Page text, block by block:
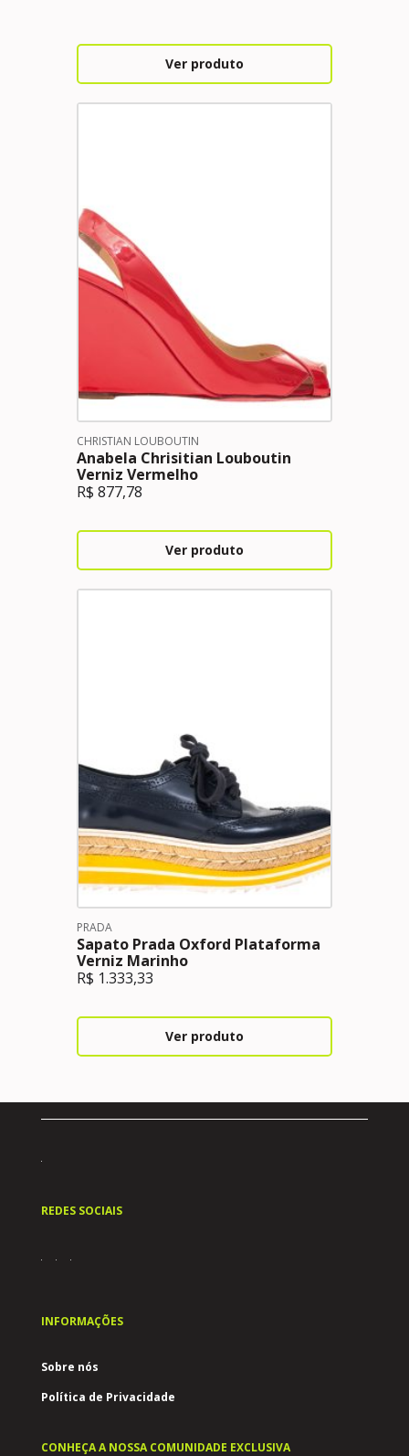
Ver produto
CHRISTIAN LOUBOUTIN
Anabela Chrisitian Louboutin
Verniz Vermelho
R$ 877,78
Ver produto
PRADA
Sapato Prada Oxford Plataforma
Verniz Marinho
R$ 1.333,33
Ver produto
REDES SOCIAIS
INFORMAÇÕES
Sobre nós
Política de Privacidade
CONHEÇA A NOSSA COMUNIDADE EXCLUSIVA